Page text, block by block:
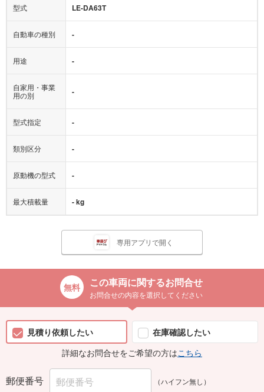
型式 LE-DA63T
自動車の種別 -
用途 -
自家用・事業
用の別
-
型式指定 -
類別区分 -
原動機の型式 -
最大積載量 - kg
専用アプリで開く
この車両に関するお問合せ
お問合せの内容を選択してください
見積り依頼したい
在庫確認したい
詳細なお問合せをご希望の方はこちら
郵便番号 （ハイフン無し）